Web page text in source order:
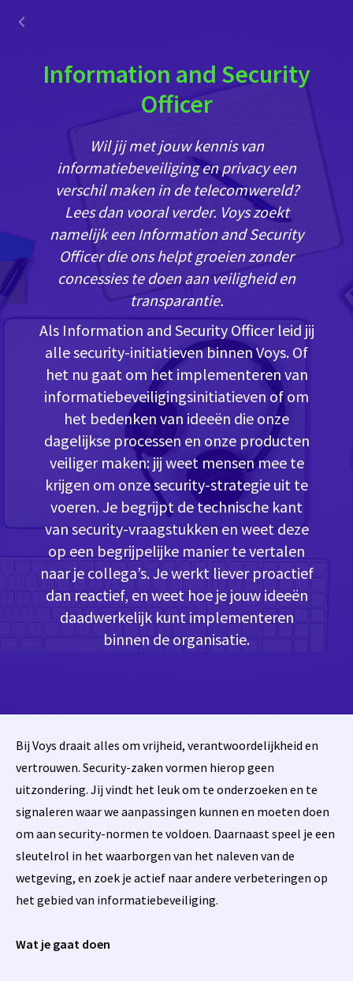
Information and Security
Officer
Wil jij met jouw kennis van
informatiebeveiliging en privacy een
verschil maken in de telecomwereld?
Lees dan vooral verder. Voys zoekt
namelijk een Information and Security
Officer die ons helpt groeien zonder
concessies te doen aan veiligheid en
transparantie.
Als Information and Security Officer leid jij
alle security-initiatieven binnen Voys. Of
het nu gaat om het implementeren van
informatiebeveiligingsinitiatieven of om
het bedenken van ideeën die onze
dagelijkse processen en onze producten
veiliger maken: jij weet mensen mee te
krijgen om onze security-strategie uit te
voeren. Je begrijpt de technische kant
van security-vraagstukken en weet deze
op een begrijpelijke manier te vertalen
naar je collega’s. Je werkt liever proactief
dan reactief, en weet hoe je jouw ideeën
daadwerkelijk kunt implementeren
binnen de organisatie.
Bij Voys draait alles om vrijheid, verantwoordelijkheid en
vertrouwen. Security-zaken vormen hierop geen
uitzondering. Jij vindt het leuk om te onderzoeken en te
signaleren waar we aanpassingen kunnen en moeten doen
om aan security-normen te voldoen. Daarnaast speel je een
sleutelrol in het waarborgen van het naleven van de
wetgeving, en zoek je actief naar andere verbeteringen op
het gebied van informatiebeveiliging.
Wat je gaat doen